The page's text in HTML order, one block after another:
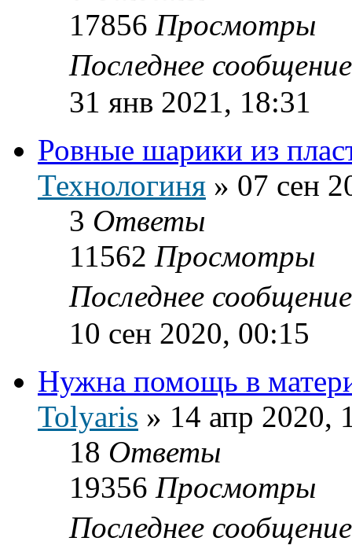
17856 Просмотры
Последнее
31 янв 2021, 18:31
Ровные шарики из
Технологиня » 07 сен
3 Ответы
11562 Просмотры
Последнее
10 сен 2020, 00:15
Нужна помощь в
Tolyaris » 14 апр 2020,
18 Ответы
19356 Просмотры
Последнее